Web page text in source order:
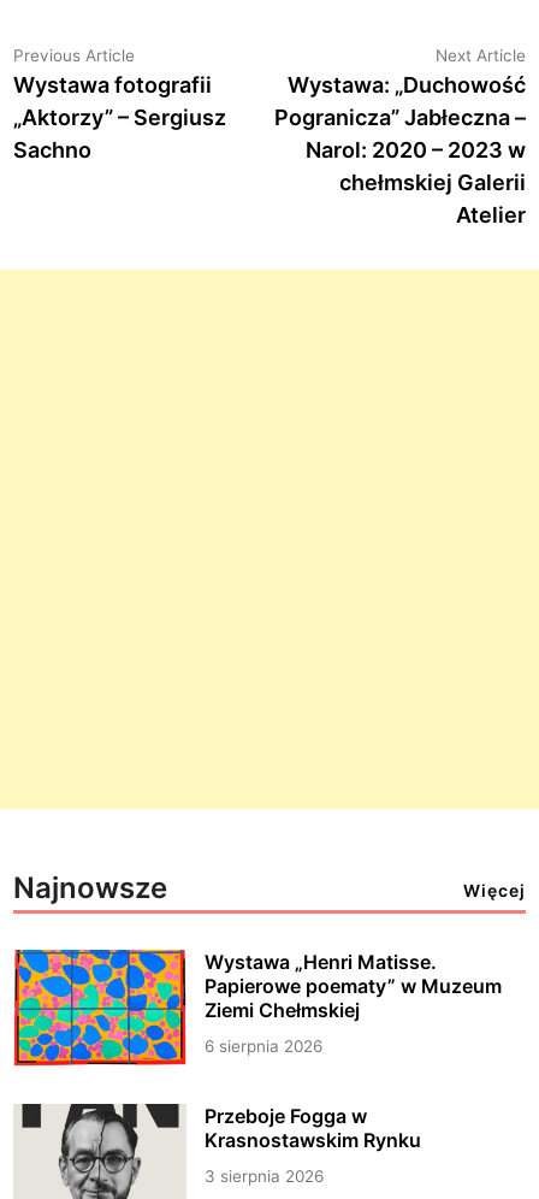
Nawigacja
wpisu
Previous Article
article:
Wystawa fotografii
„Aktorzy” – Sergiusz
Sachno
Next Article
Wystawa: „Duchowość
Pogranicza” Jabłeczna –
Narol: 2020 – 2023 w
chełmskiej Galerii
Atelier
Najnowsze Więcej
Wystawa „Henri Matisse.
Papierowe poematy” w Muzeum
Ziemi Chełmskiej
6 sierpnia 2026
Przeboje Fogga w
Krasnostawskim Rynku
3 sierpnia 2026